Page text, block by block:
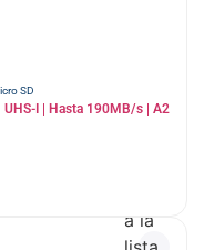
SD
UHS-I | Hasta 190MB/s | A2
a la